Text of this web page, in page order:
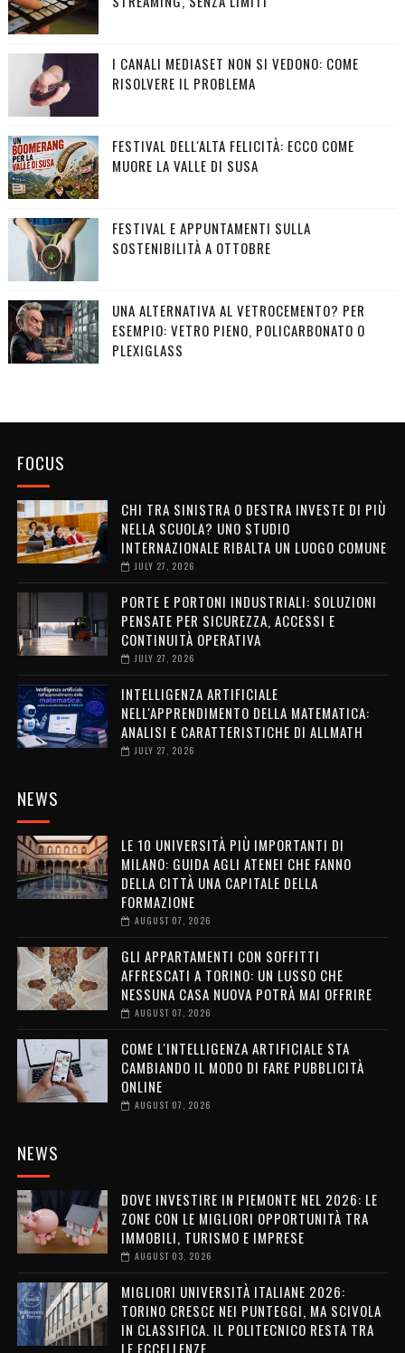
I CANALI MEDIASET NON SI VEDONO: COME
RISOLVERE IL PROBLEMA
FESTIVAL DELL'ALTA FELICITÀ: ECCO COME
MUORE LA VALLE DI SUSA
FESTIVAL E APPUNTAMENTI SULLA
SOSTENIBILITÀ A OTTOBRE
UNA ALTERNATIVA AL VETROCEMENTO? PER
ESEMPIO: VETRO PIENO, POLICARBONATO O
PLEXIGLASS
FOCUS
CHI TRA SINISTRA O DESTRA INVESTE DI PIÙ
NELLA SCUOLA? UNO STUDIO
INTERNAZIONALE RIBALTA UN LUOGO COMUNE
JULY 27, 2026
PORTE E PORTONI INDUSTRIALI: SOLUZIONI
PENSATE PER SICUREZZA, ACCESSI E
CONTINUITÀ OPERATIVA
JULY 27, 2026
INTELLIGENZA ARTIFICIALE
NELL'APPRENDIMENTO DELLA MATEMATICA:
ANALISI E CARATTERISTICHE DI ALLMATH
JULY 27, 2026
NEWS
LE 10 UNIVERSITÀ PIÙ IMPORTANTI DI
MILANO: GUIDA AGLI ATENEI CHE FANNO
DELLA CITTÀ UNA CAPITALE DELLA
FORMAZIONE
AUGUST 07, 2026
GLI APPARTAMENTI CON SOFFITTI
AFFRESCATI A TORINO: UN LUSSO CHE
NESSUNA CASA NUOVA POTRÀ MAI OFFRIRE
AUGUST 07, 2026
COME L'INTELLIGENZA ARTIFICIALE STA
CAMBIANDO IL MODO DI FARE PUBBLICITÀ
ONLINE
AUGUST 07, 2026
NEWS
DOVE INVESTIRE IN PIEMONTE NEL 2026: LE
ZONE CON LE MIGLIORI OPPORTUNITÀ TRA
IMMOBILI, TURISMO E IMPRESE
AUGUST 03, 2026
MIGLIORI UNIVERSITÀ ITALIANE 2026:
TORINO CRESCE NEI PUNTEGGI, MA SCIVOLA
IN CLASSIFICA. IL POLITECNICO RESTA TRA
LE ECCELLENZE